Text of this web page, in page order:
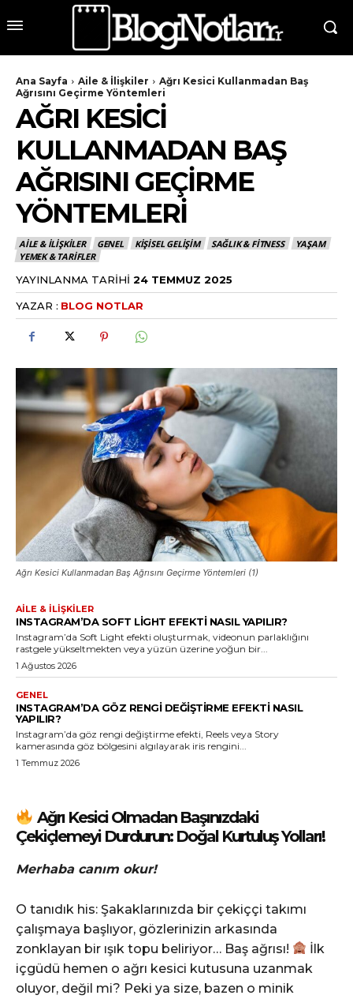
Ana Sayfa Aile & İlişkiler
Ağrı Kesici Kullanmadan Baş
Ağrısını Geçirme Yöntemleri
AĞRI KESICI
KULLANMADAN BAŞ
AĞRISINI GEÇIRME
YÖNTEMLERI
AILE & İLIŞKILER GENEL KIŞISEL GELIŞIM SAĞLIK & FITNESS
YAŞAM
YEMEK & TARIFLER
YAYINLANMA TARIHI 24 TEMMUZ 2025
YAZAR : BLOG NOTLAR
Ağrı Kesici Kullanmadan Baş Ağrısını Geçirme Yöntemleri (1)
AILE & İLIŞKILER
INSTAGRAM’DA SOFT LIGHT EFEKTI NASIL YAPILIR?
Instagram’da Soft Light efekti oluşturmak, videonun parlaklığını
rastgele yükseltmekten veya yüzün üzerine yoğun bir...
1 Ağustos 2026
GENEL
INSTAGRAM’DA GÖZ RENGI DEĞIŞTIRME EFEKTI NASIL
YAPILIR?
Instagram’da göz rengi değiştirme efekti, Reels veya Story
kamerasında göz bölgesini algılayarak iris rengini...
1 Temmuz 2026
Ağrı Kesici Olmadan Başınızdaki
Çekiçlemeyi Durdurun: Doğal Kurtuluş Yolları!
Merhaba canım okur!
O tanıdık his: Şakaklarınızda bir çekiççi takımı
çalışmaya başlıyor, gözlerinizin arkasında
zonklayan bir ışık topu beliriyor… Baş ağrısı!
İlk
içgüdü hemen o ağrı kesici kutusuna uzanmak
oluyor, değil mi? Peki ya size, bazen o minik